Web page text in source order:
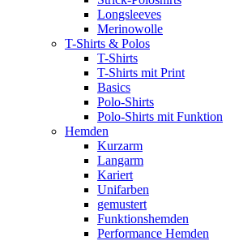
Longsleeves
Merinowolle
T-Shirts & Polos
T-Shirts
T-Shirts mit Print
Basics
Polo-Shirts
Polo-Shirts mit Funktion
Hemden
Kurzarm
Langarm
Kariert
Unifarben
gemustert
Funktionshemden
Performance Hemden